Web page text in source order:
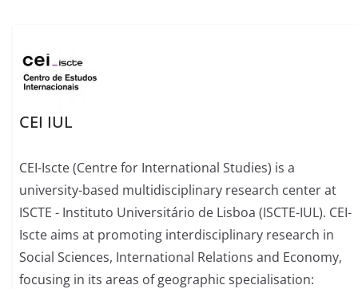
CEI IUL
CEI-Iscte (Centre for International Studies) is a
university-based multidisciplinary research center at
ISCTE - Instituto Universitário de Lisboa (ISCTE-IUL). CEI-
Iscte aims at promoting interdisciplinary research in
Social Sciences, International Relations and Economy,
focusing in its areas of geographic specialisation: